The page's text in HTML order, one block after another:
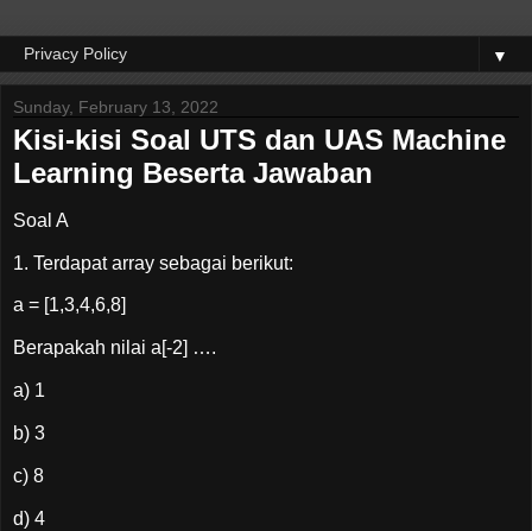
▼
Sunday, February 13, 2022
Kisi-kisi Soal UTS dan UAS Machine
Learning Beserta Jawaban
Soal A
1. Terdapat array sebagai berikut:
a = [1,3,4,6,8]
Berapakah nilai a[-2] ….
a) 1
b) 3
c) 8
d) 4